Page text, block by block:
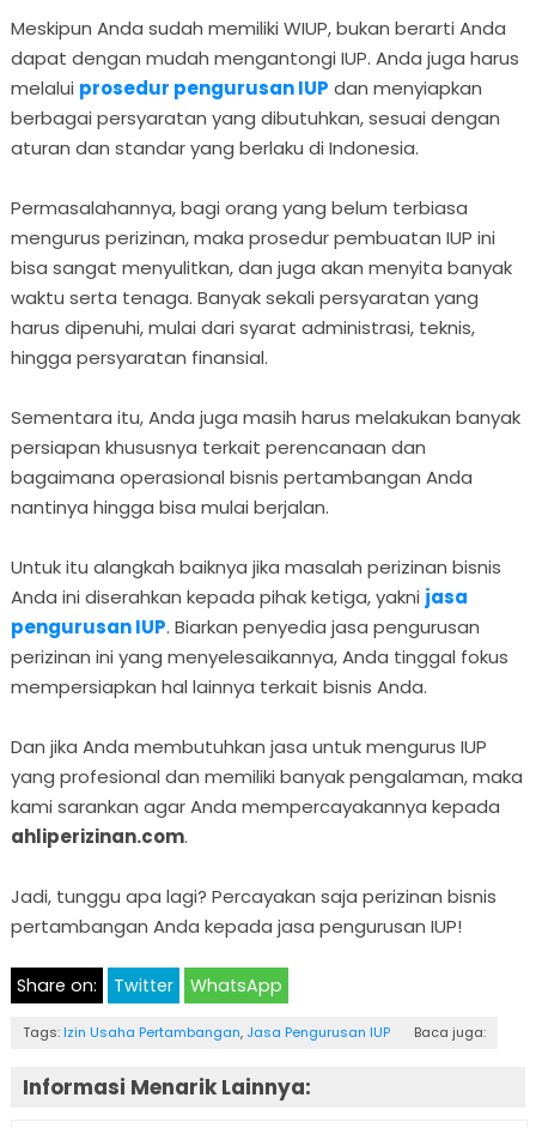
Meskipun Anda sudah memiliki WIUP, bukan berarti Anda
dapat dengan mudah mengantongi IUP. Anda juga harus
melalui prosedur pengurusan IUP dan menyiapkan
berbagai persyaratan yang dibutuhkan, sesuai dengan
aturan dan standar yang berlaku di Indonesia.
Permasalahannya, bagi orang yang belum terbiasa
mengurus perizinan, maka prosedur pembuatan IUP ini
bisa sangat menyulitkan, dan juga akan menyita banyak
waktu serta tenaga. Banyak sekali persyaratan yang
harus dipenuhi, mulai dari syarat administrasi, teknis,
hingga persyaratan finansial.
Sementara itu, Anda juga masih harus melakukan banyak
persiapan khususnya terkait perencanaan dan
bagaimana operasional bisnis pertambangan Anda
nantinya hingga bisa mulai berjalan.
Untuk itu alangkah baiknya jika masalah perizinan bisnis
Anda ini diserahkan kepada pihak ketiga, yakni jasa
pengurusan IUP. Biarkan penyedia jasa pengurusan
perizinan ini yang menyelesaikannya, Anda tinggal fokus
mempersiapkan hal lainnya terkait bisnis Anda.
Dan jika Anda membutuhkan jasa untuk mengurus IUP
yang profesional dan memiliki banyak pengalaman, maka
kami sarankan agar Anda mempercayakannya kepada
ahliperizinan.com.
Jadi, tunggu apa lagi? Percayakan saja perizinan bisnis
pertambangan Anda kepada jasa pengurusan IUP!
Share on: Twitter WhatsApp
Tags: Izin Usaha Pertambangan, Jasa Pengurusan IUP Baca juga:
Informasi Menarik Lainnya: